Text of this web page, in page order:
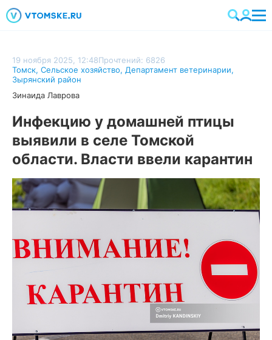
19 ноября 2025, 12:48Прочтений: 6826
Томск, Сельское хозяйство, Департамент ветеринарии,
Зырянский район
Зинаида Лаврова
Инфекцию у домашней птицы
выявили в селе Томской
области. Власти ввели карантин